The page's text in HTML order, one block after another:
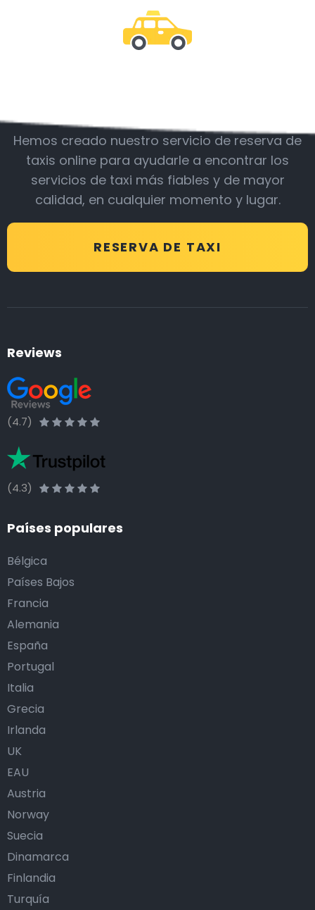
Hemos creado nuestro servicio de reserva de
taxis online para ayudarle a encontrar los
servicios de taxi más fiables y de mayor
calidad, en cualquier momento y lugar.
RESERVA DE TAXI
Reviews
(4.7)
(4.3)
Países populares
Bélgica
Países Bajos
Francia
Alemania
España
Portugal
Italia
Grecia
Irlanda
UK
EAU
Austria
Norway
Suecia
Dinamarca
Finlandia
Turquía